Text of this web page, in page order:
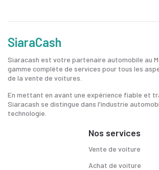
SiaraCash
Siaracash est votre partenaire automobile au
gamme complète de services pour tous les
de la vente de voitures.
En mettant en avant une expérience fiable et
Siaracash se distingue dans l'industrie
technologie.
Nos services
Vente de voiture
Achat de voiture